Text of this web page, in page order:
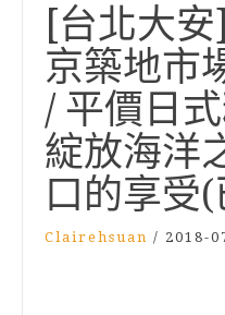
[台北大
京築地市
/ 平價日
綻放海洋
口的享受
Clairehsuan / 2018-